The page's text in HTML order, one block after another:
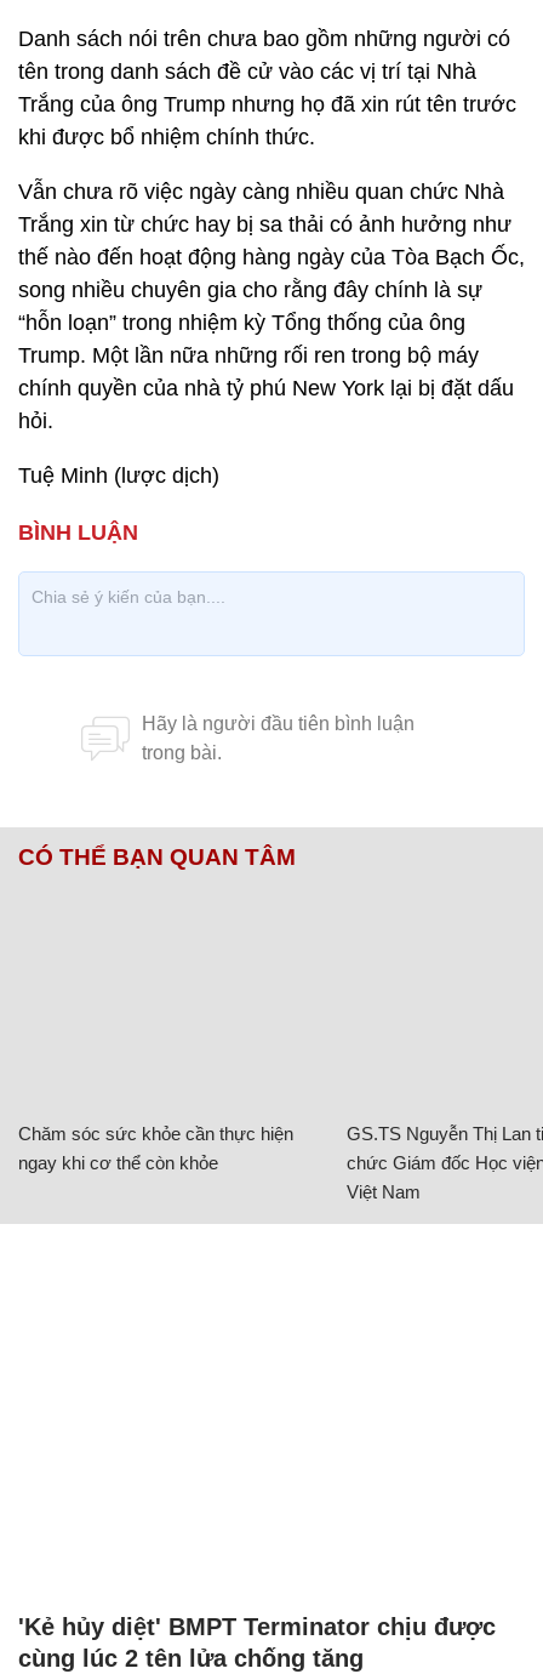
Danh sách nói trên chưa bao gồm những người có
tên trong danh sách đề cử vào các vị trí tại Nhà
Trắng của ông Trump nhưng họ đã xin rút tên trước
khi được bổ nhiệm chính thức.
Vẫn chưa rõ việc ngày càng nhiều quan chức Nhà
Trắng xin từ chức hay bị sa thải có ảnh hưởng như
thế nào đến hoạt động hàng ngày của Tòa Bạch Ốc,
song nhiều chuyên gia cho rằng đây chính là sự
“hỗn loạn” trong nhiệm kỳ Tổng thống của ông
Trump. Một lần nữa những rối ren trong bộ máy
chính quyền của nhà tỷ phú New York lại bị đặt dấu
hỏi.
Tuệ Minh (lược dịch)
CÓ THỂ BẠN QUAN TÂM
Chăm sóc sức khỏe cần thực hiện
ngay khi cơ thể còn khỏe
GS.TS Nguyễn Thị Lan
chức Giám đốc Học
Việt Nam
'Kẻ hủy diệt' BMPT Terminator chịu được
cùng lúc 2 tên lửa chống tăng